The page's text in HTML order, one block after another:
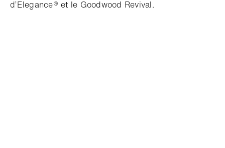
d’Elegance® et le Goodwood Revival.